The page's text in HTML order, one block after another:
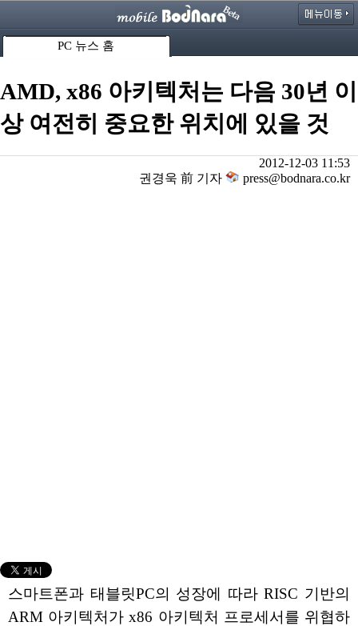
PC 뉴스 홈
AMD, x86 아키텍처는 다음 30년 이
상 여전히 중요한 위치에 있을 것
2012-12-03 11:53
권경욱 前 기자
press@bodnara.co.kr
스마트폰과 태블릿PC의 성장에 따라 RISC 기반의
ARM 아키텍처가 x86 아키텍처 프로세서를 위협하